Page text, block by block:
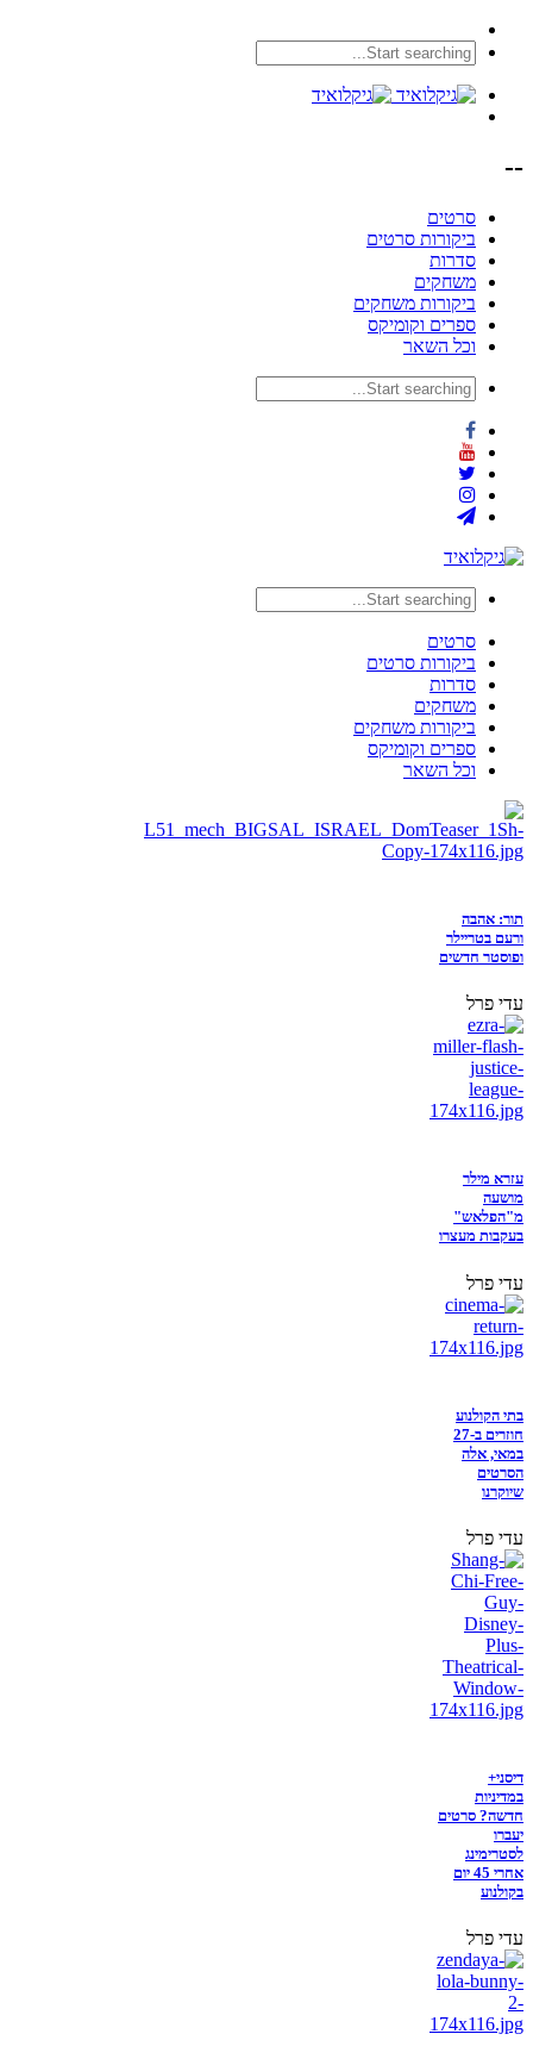
--
סרטים
ביקורות סרטים
סדרות
משחקים
ביקורות משחקים
ספרים וקומיקס
וכל השאר
סרטים
ביקורות סרטים
סדרות
משחקים
ביקורות משחקים
ספרים וקומיקס
וכל השאר
תור: אהבה
ורעם בטריילר
ופוסטר חדשים
עדי פרל
עזרא מילר
מושעה
מ"הפלאש"
בעקבות מעצרו
עדי פרל
בתי הקולנוע
חוזרים ב-27
במאי, אלה
הסרטים
שיוקרנו
עדי פרל
דיסני+
במדיניות
חדשה? סרטים
יעברו
לסטרימינג
אחרי 45 יום
בקולנוע
עדי פרל